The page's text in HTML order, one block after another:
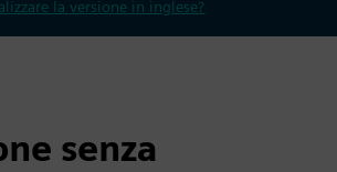
la versione in inglese?
senza